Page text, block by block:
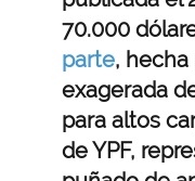
70.000
parte,
exagerada
para altos
de YPF,